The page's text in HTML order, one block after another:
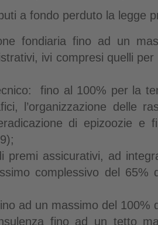
a fondo perduto la legge
fondiaria fino ad un
ivi compresi quelli
fino al 100% per la
l’organizzazione delle
di epizoozie
premi assicurativi, ad
complessivo del 65%
ad un massimo del 100%
fino ad un tetto